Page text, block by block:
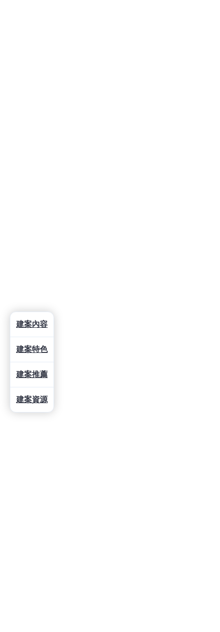
建案內容
建案特色
建案推薦
建案資源